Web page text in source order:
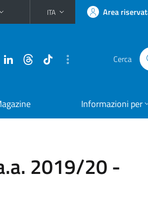
ITA Area
Cerca
Informazioni per
2019/20 -